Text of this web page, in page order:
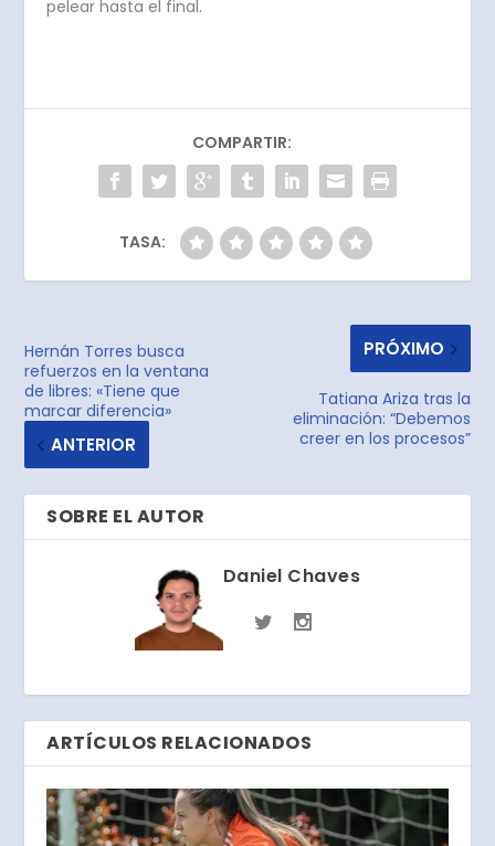
pelear hasta el final.
COMPARTIR:
TASA:
Hernán Torres busca
refuerzos en la ventana
de libres: «Tiene que
marcar diferencia»
ANTERIOR
PRÓXIMO
Tatiana Ariza tras la
eliminación: “Debemos
creer en los procesos”
SOBRE EL AUTOR
Daniel Chaves
ARTÍCULOS RELACIONADOS